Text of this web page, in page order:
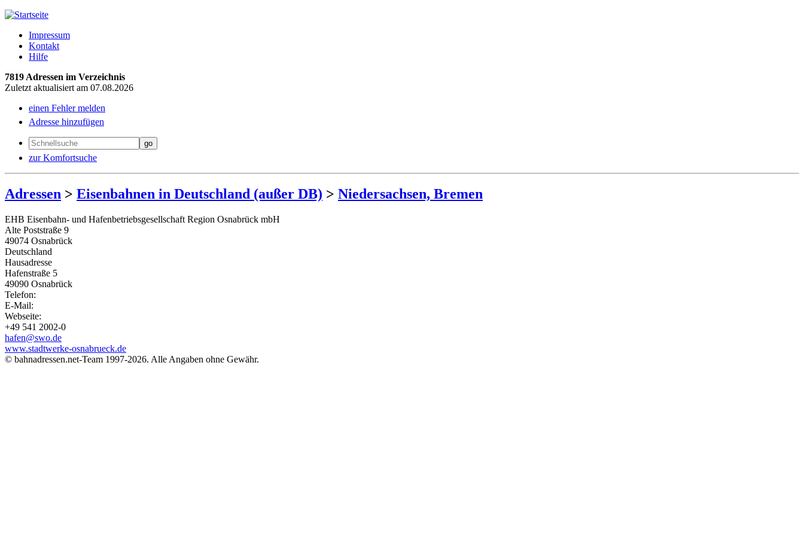
Impressum
Kontakt
Hilfe
7819 Adressen im Verzeichnis
Zuletzt aktualisiert am 07.08.2026
einen Fehler melden
Adresse hinzufügen
zur Komfortsuche
Adressen > Eisenbahnen in Deutschland (außer DB) > Niedersachsen, Bremen
EHB Eisenbahn- und Hafenbetriebsgesellschaft Region Osnabrück mbH
Alte Poststraße 9
49074 Osnabrück
Deutschland
Hausadresse
Hafenstraße 5
49090 Osnabrück
Telefon:
E-Mail:
Webseite:
+49 541 2002-0
hafen@swo.de
www.stadtwerke-osnabrueck.de
© bahnadressen.net-Team 1997-2026. Alle Angaben ohne Gewähr.